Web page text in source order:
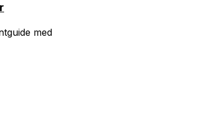
med